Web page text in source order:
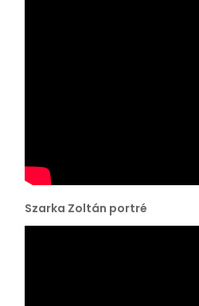
Szarka Zoltán portré